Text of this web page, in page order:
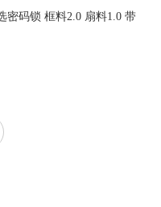
密码锁 框料2.0 扇料1.0 带